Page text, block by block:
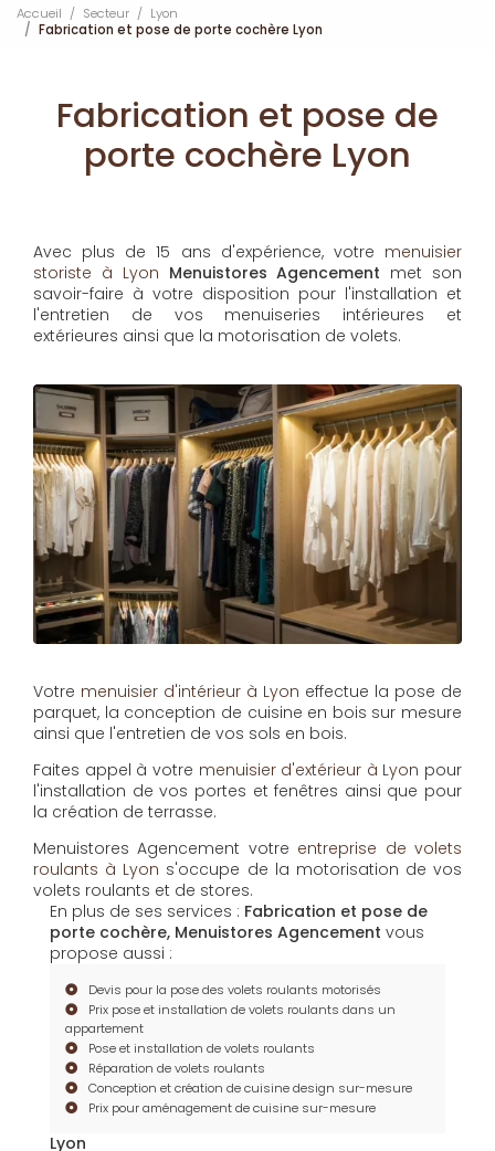
Accueil Secteur
Lyon
Fabrication et pose de porte cochère Lyon
Fabrication et pose de
porte cochère Lyon
Avec plus de 15 ans d'expérience, votre menuisier
storiste à Lyon Menuistores Agencement met son
savoir-faire à votre disposition pour l'installation et
l'entretien de vos menuiseries intérieures et
extérieures ainsi que la motorisation de volets.
Votre menuisier d'intérieur à Lyon effectue la pose de
parquet, la conception de cuisine en bois sur mesure
ainsi que l'entretien de vos sols en bois.
Faites appel à votre menuisier d'extérieur à Lyon pour
l'installation de vos portes et fenêtres ainsi que pour
la création de terrasse.
Menuistores Agencement votre entreprise de volets
roulants à Lyon s'occupe de la motorisation de vos
volets roulants et de stores.
En plus de ses services : Fabrication et pose de
porte cochère, Menuistores Agencement vous
propose aussi :
Devis pour la pose des volets roulants motorisés
Prix pose et installation de volets roulants dans un
appartement
Pose et installation de volets roulants
Réparation de volets roulants
Conception et création de cuisine design sur-mesure
Prix pour aménagement de cuisine sur-mesure
Lyon